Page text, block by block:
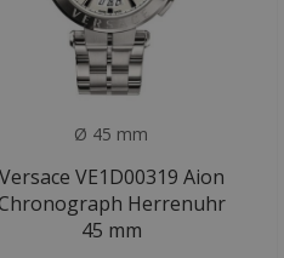
Ø 45 mm
VE1D00319 Aion
Herrenuhr
45 mm